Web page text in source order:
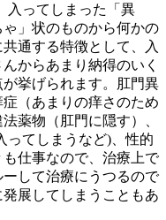
入ってしまった「異
」状のものから何かの
通する特徴として、入
からあまり納得のいく
挙げられます。肛門異
（あまりの痒さのため
薬物（肛門に隠す）、
ってしまうなど)、性的
仕事なので、治療上で
して治療にうつるので
展してしまうこともあ